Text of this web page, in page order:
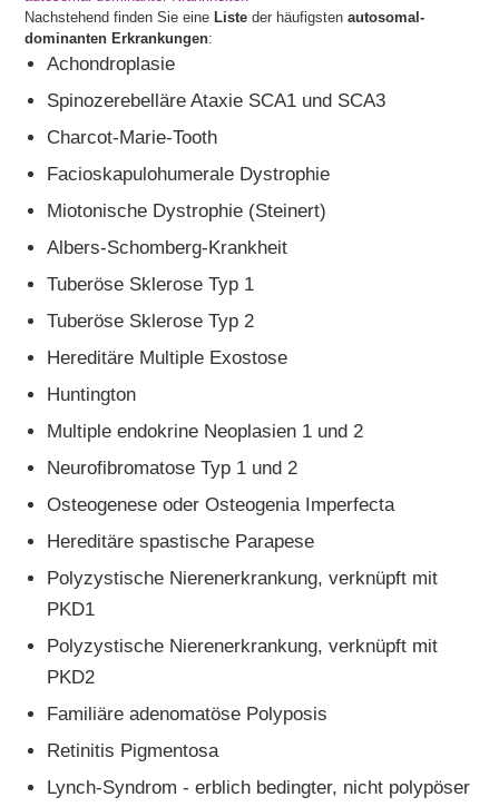
Nachstehend finden Sie eine Listeder häufigstenautosomal-
dominanten Erkrankungen:
Achondroplasie
Spinozerebelläre Ataxie SCA1 und SCA3
Charcot-Marie-Tooth
Facioskapulohumerale Dystrophie
Miotonische Dystrophie (Steinert)
Albers-Schomberg-Krankheit
Tuberöse Sklerose Typ 1
Tuberöse Sklerose Typ 2
Hereditäre Multiple Exostose
Huntington
Multiple endokrine Neoplasien 1 und 2
Neurofibromatose Typ 1 und 2
Osteogenese oder Osteogenia Imperfecta
Hereditäre spastische Parapese
Polyzystische Nierenerkrankung, verknüpft mit
PKD1
Polyzystische Nierenerkrankung, verknüpft mit
PKD2
Familiäre adenomatöse Polyposis
Retinitis Pigmentosa
Lynch-Syndrom - erblich bedingter, nicht polypöser